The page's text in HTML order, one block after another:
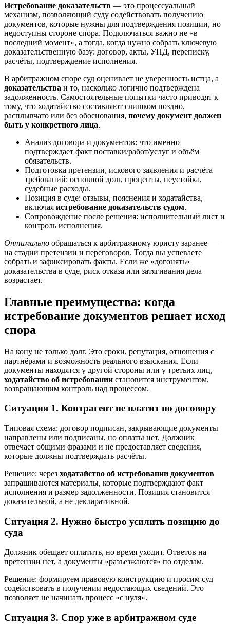
Истребование доказательств — это процессуальный
механизм, позволяющий суду содействовать получению
документов, которые нужны для подтверждения позиции, но
недоступны стороне спора. Подключаться важно не «в
последний момент», а тогда, когда нужно собрать ключевую
доказательственную базу: договор, акты, УПД, переписку,
расчёты, подтверждение исполнения.
В арбитражном споре суд оценивает не уверенность истца, а
доказательства и то, насколько логично подтверждена
задолженность. Самостоятельные попытки часто приводят к
тому, что ходатайство составляют слишком поздно,
расплывчато или без обоснования, почему документ должен
быть у конкретного лица.
Анализ договора и документов: что именно
подтверждает факт поставки/работ/услуг и объём
обязательств.
Подготовка претензии, искового заявления и расчёта
требований: основной долг, проценты, неустойка,
судебные расходы.
Позиция в суде: отзывы, пояснения и ходатайства,
включая истребование доказательств судом.
Сопровождение после решения: исполнительный лист и
контроль исполнения.
Оптимально обращаться к арбитражному юристу заранее —
на стадии претензии и переговоров. Тогда вы успеваете
собрать и зафиксировать факты. Если же «догонять»
доказательства в суде, риск отказа или затягивания дела
возрастает.
Главные преимущества: когда
истребование документов решает исход
спора
На кону не только долг. Это сроки, репутация, отношения с
партнёрами и возможность реального взыскания. Если
документы находятся у другой стороны или у третьих лиц,
ходатайство об истребовании становится инструментом,
возвращающим контроль над процессом.
Ситуация 1. Контрагент не платит по договору
Типовая схема: договор подписан, закрывающие документы
направлены или подписаны, но оплаты нет. Должник
отвечает общими фразами и не предоставляет сведения,
которые должны подтверждать расчёты.
Решение: через ходатайство об истребовании документов
запрашиваются материалы, которые подтверждают факт
исполнения и размер задолженности. Позиция становится
доказательной, а не декларативной.
Ситуация 2. Нужно быстро усилить позицию до
суда
Должник обещает оплатить, но время уходит. Ответов на
претензии нет, а документы «разъезжаются» по отделам.
Решение: формируем правовую конструкцию и просим суд
содействовать в получении недостающих сведений. Это
позволяет не начинать процесс «с нуля».
Ситуация 3. Спор уже в арбитражном суде